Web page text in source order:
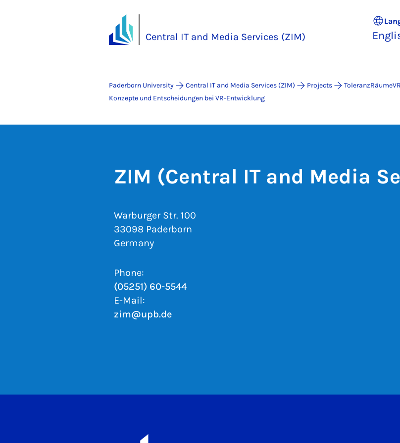
Central IT and Media Services (ZIM)
Paderborn University Central IT and Media Services (ZIM) Projects
ToleranzRäumeVR
Konzepte und Entscheidungen bei VR-Entwicklung
ZIM (Central IT and Media
Warburger Str. 100
33098 Paderborn
Germany
Phone:
(05251) 60-5544
E-Mail:
zim@upb.de